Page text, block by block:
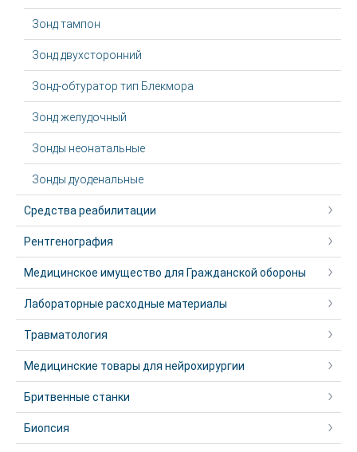
Зонд тампон
Зонд двухсторонний
Зонд-обтуратор тип Блекмора
Зонд желудочный
Зонды неонатальные
Зонды дуоденальные
Средства реабилитации
Рентгенография
Медицинское имущество для Гражданской обороны
Лабораторные расходные материалы
Травматология
Медицинские товары для нейрохирургии
Бритвенные станки
Биопсия